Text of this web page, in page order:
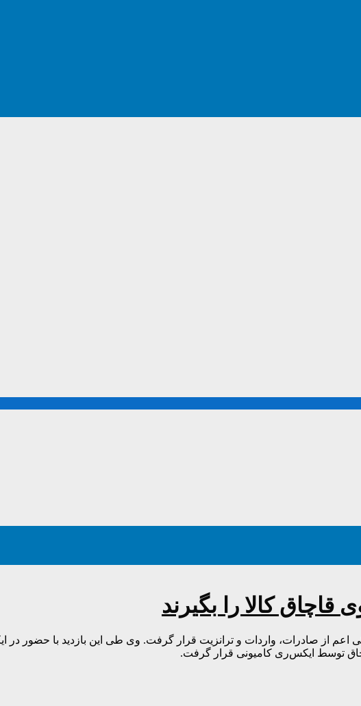
قاچاق کالا را بگیرند
اعم از صادرات، واردات و ترانزیت قرار گرفت. وی طی این بازدید با حضور
توسط ایکس‌ری کامیونی قرار گرفت.